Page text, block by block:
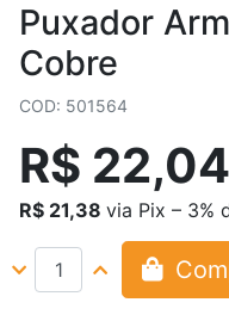
Puxador
Cobre
COD: 501564
R$ 22,04
R$ 21,38 via Pix – 3%